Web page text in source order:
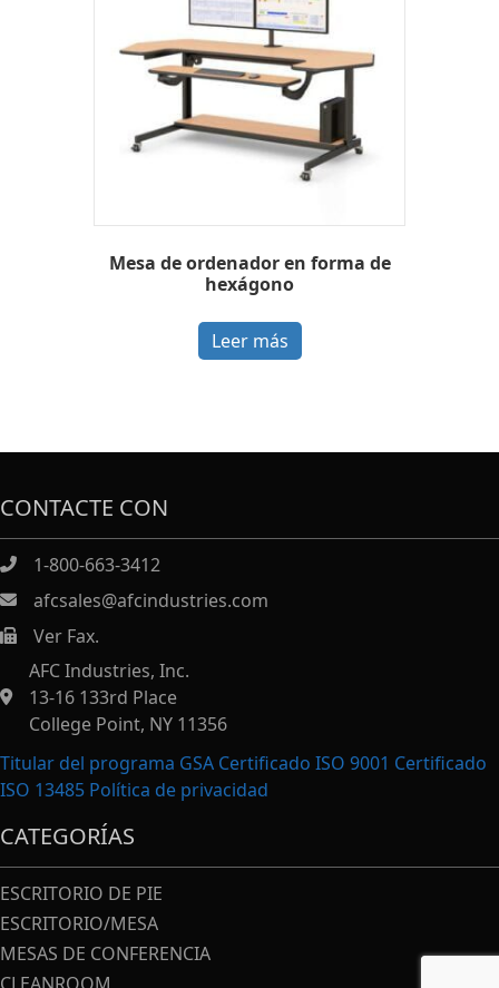
Mesa de ordenador en forma de
hexágono
Leer más
CONTACTE CON
1-800-663-3412
afcsales@afcindustries.com
https://afcindustries.com/contact/#:~:text=Fax
Ver Fax.
AFC Industries, Inc.
13-16 133rd Place
College Point, NY 11356
Titular del programa GSA Certificado ISO 9001 Certificado
ISO 13485 Política de privacidad
CATEGORÍAS
ESCRITORIO DE PIE
ESCRITORIO/MESA
MESAS DE CONFERENCIA